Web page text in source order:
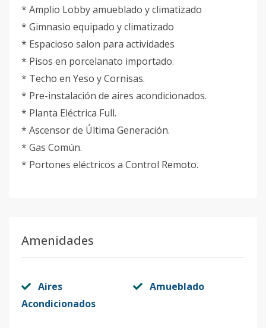
* Amplio Lobby amueblado y climatizado
* Gimnasio equipado y climatizado
* Espacioso salon para actividades
* Pisos en porcelanato importado.
* Techo en Yeso y Cornisas.
* Pre-instalación de aires acondicionados.
* Planta Eléctrica Full.
* Ascensor de Última Generación.
* Gas Común.
* Portones eléctricos a Control Remoto.
Amenidades
Aires
Acondicionados
Amueblado